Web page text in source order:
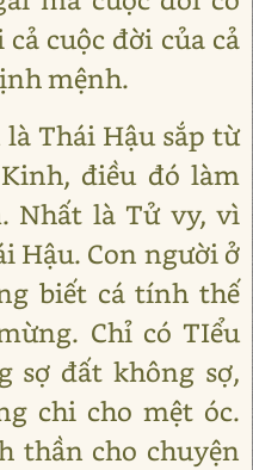
cuộc đời của cả
mệnh.
Thái Hậu sắp từ
điều đó làm
Nhất là Tử vy, vì
Hậu. Con người ở
biết cá tính thế
Chỉ có TIểu
sợ đất không sợ,
chi cho mệt óc.
thần cho chuyện